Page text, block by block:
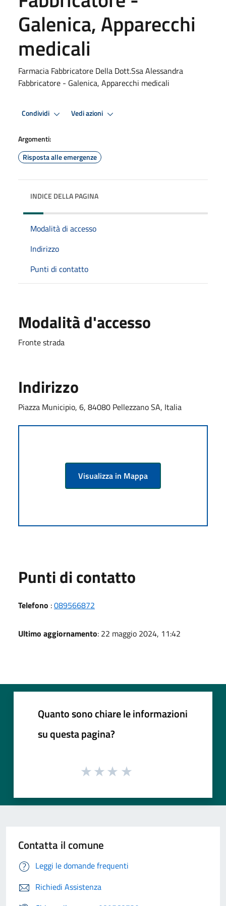
Galenica, Apparecchi
medicali
Farmacia Fabbricatore Della Dott.Ssa Alessandra
Fabbricatore - Galenica, Apparecchi medicali
Condividi Vedi azioni
Argomenti:
Risposta alle emergenze
INDICE DELLA PAGINA
Modalità di accesso
Indirizzo
Punti di contatto
Modalità d'accesso
Fronte strada
Indirizzo
Piazza Municipio, 6, 84080 Pellezzano SA, Italia
Visualizza in Mappa
Punti di contatto
Telefono :089566872
Ultimo aggiornamento: 22 maggio 2024, 11:42
Quanto sono chiare le informazioni
su questa pagina?
Contatta il comune
Leggi le domande frequenti
Richiedi Assistenza